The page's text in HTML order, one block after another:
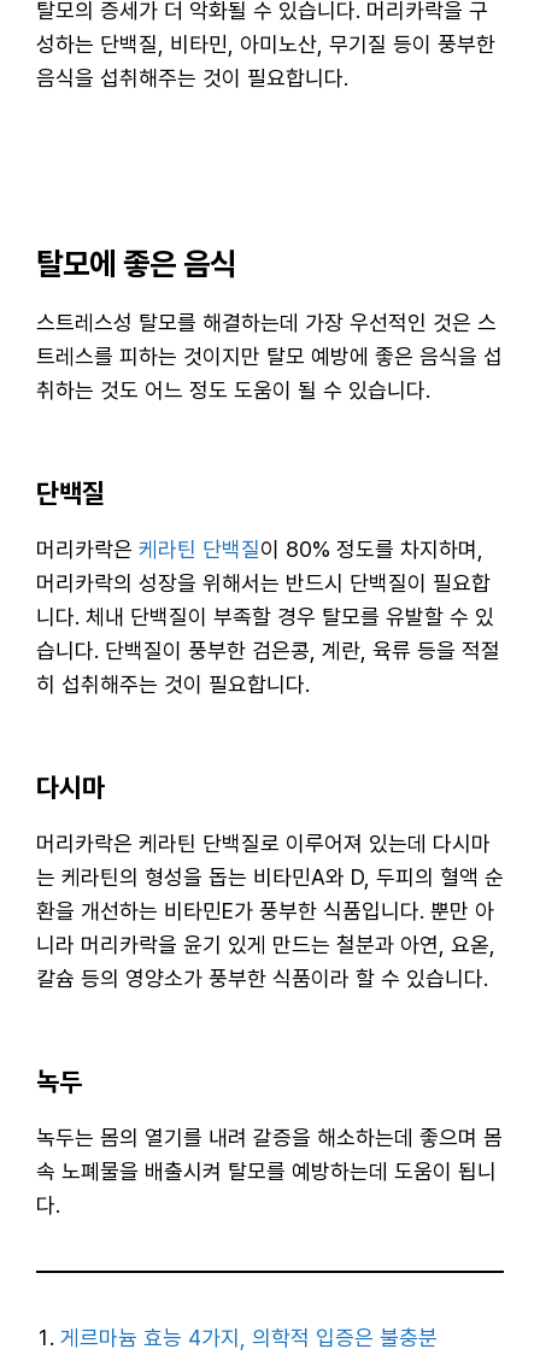
탈모의 증세가 더 악화될 수 있습니다. 머리카락을 구
성하는 단백질, 비타민, 아미노산, 무기질 등이 풍부한
음식을 섭취해주는 것이 필요합니다.
탈모에 좋은 음식
스트레스성 탈모를 해결하는데 가장 우선적인 것은 스
트레스를 피하는 것이지만 탈모 예방에 좋은 음식을 섭
취하는 것도 어느 정도 도움이 될 수 있습니다.
단백질
머리카락은 케라틴 단백질이 80% 정도를 차지하며,
머리카락의 성장을 위해서는 반드시 단백질이 필요합
니다. 체내 단백질이 부족할 경우 탈모를 유발할 수 있
습니다. 단백질이 풍부한 검은콩, 계란, 육류 등을 적절
히 섭취해주는 것이 필요합니다.
다시마
머리카락은 케라틴 단백질로 이루어져 있는데 다시마
는 케라틴의 형성을 돕는 비타민A와 D, 두피의 혈액 순
환을 개선하는 비타민E가 풍부한 식품입니다. 뿐만 아
니라 머리카락을 윤기 있게 만드는 철분과 아연, 요옫,
칼슘 등의 영양소가 풍부한 식품이라 할 수 있습니다.
녹두
녹두는 몸의 열기를 내려 갈증을 해소하는데 좋으며 몸
속 노폐물을 배출시켜 탈모를 예방하는데 도움이 됩니
다.
게르마늄 효능 4가지, 의학적 입증은 불충분